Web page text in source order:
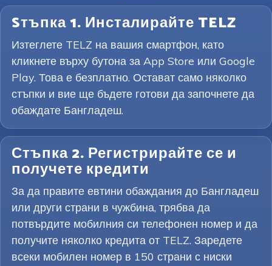
Sтъпка 1. Инсталирайте TELZ
Изтеглете TELZ на вашия смартфон, като
кликнете върху бутона за App Store или Google
Play. Това е безплатно. Остават само няколко
стъпки и вие ще бъдете готови да започнете да
обаждате Бангладеш.
Стъпка 2. Регистрирайте се и
получете кредити
За да правите евтини обаждания до Бангладеш
или други страни в чужбина, трябва да
потвърдите мобилния си телефонен номер и да
получите няколко кредита от TELZ. Заредете
всеки мобилен номер в 150 страни с ниски